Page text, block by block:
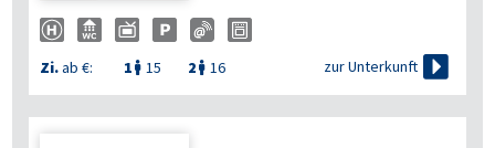
Zi.ab €: 1  15 2  16 zur Unterkunft 